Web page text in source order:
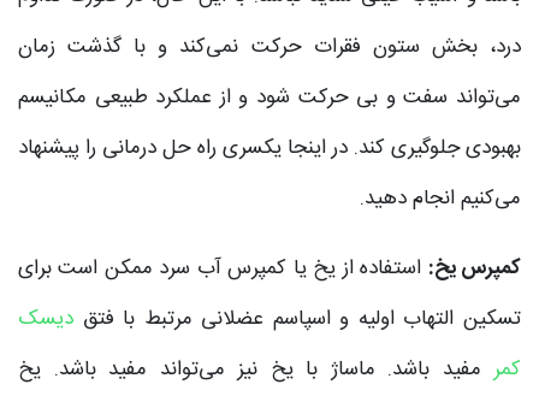
درد، بخش ستون فقرات حرکت نمی‌کند و با گذشت زمان
می‌تواند سفت و بی حرکت شود و از عملکرد طبیعی مکانیسم
بهبودی جلوگیری کند. در اینجا یکسری راه ‌حل درمانی را پیشنهاد
می‌کنیم انجام دهید.
کمپرس یخ: استفاده از یخ یا کمپرس آب سرد ممکن است برای
تسکین التهاب اولیه و اسپاسم عضلانی مرتبط با فتق دیسک
کمر مفید باشد. ماساژ با یخ نیز می‌تواند مفید باشد. یخ